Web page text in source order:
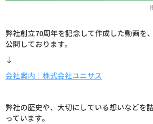
弊社創立70周年を記念して作成した動画を
公開しております。
↓
会社案内｜株式会社ユニサス
弊社の歴史や、大切にしている想いなどを
っています。